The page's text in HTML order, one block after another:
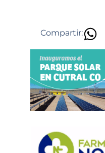
Compartir: